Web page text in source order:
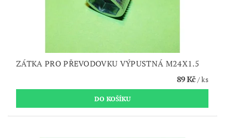
ZÁTKA PRO PŘEVODOVKU VÝPUSTNÁ M24X1.5
89 Kč/ ks